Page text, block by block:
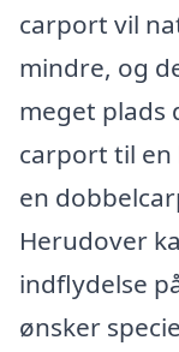
carport vil
mindre, og
meget plads
carport til en
en
Herudover
indflydelse
ønsker